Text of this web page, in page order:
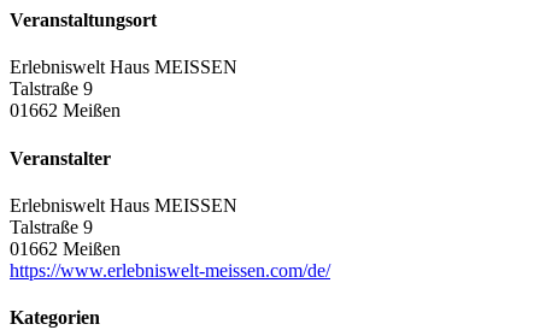
Veranstaltungsort
Erlebniswelt Haus MEISSEN
Talstraße 9
01662 Meißen
Veranstalter
Erlebniswelt Haus MEISSEN
Talstraße 9
01662 Meißen
https://www.erlebniswelt-meissen.com/de/
Kategorien